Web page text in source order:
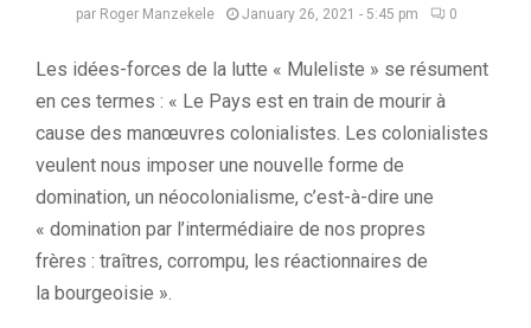
par Roger Manzekele January 26, 2021 - 5:45 pm 0
Les idées-forces de la lutte « Muleliste » se résument
en ces termes : « Le Pays est en train de mourir à
cause des manœuvres colonialistes. Les colonialistes
veulent nous imposer une nouvelle forme de
domination, un néocolonialisme, c’est-à-dire une
« domination par l’intermédiaire de nos propres
frères : traîtres, corrompu, les réactionnaires de
la bourgeoisie ».